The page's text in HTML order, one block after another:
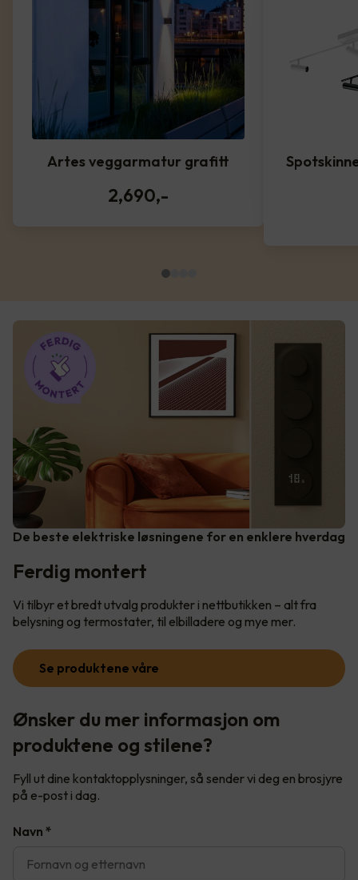
Artes veggarmatur grafitt
2,690,-
De beste elektriske løsningene for en enklere hverdag
Ferdig montert
Vi tilbyr et bredt utvalg produkter i nettbutikken – alt fra
belysning og termostater, til elbilladere og mye mer.
Se produktene våre
Ønsker du mer informasjon om
produktene og stilene?
Fyll ut dine kontaktopplysninger, så sender vi deg en brosjyre
på e-post i dag.
Navn *